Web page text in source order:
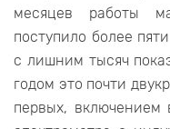
месяцев работы
поступило более
с лишним тысяч
годом это почти
первых, включением